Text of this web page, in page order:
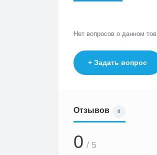
Нет вопросов о данном
+ Задать вопрос
Отзывов 0
0 / 5